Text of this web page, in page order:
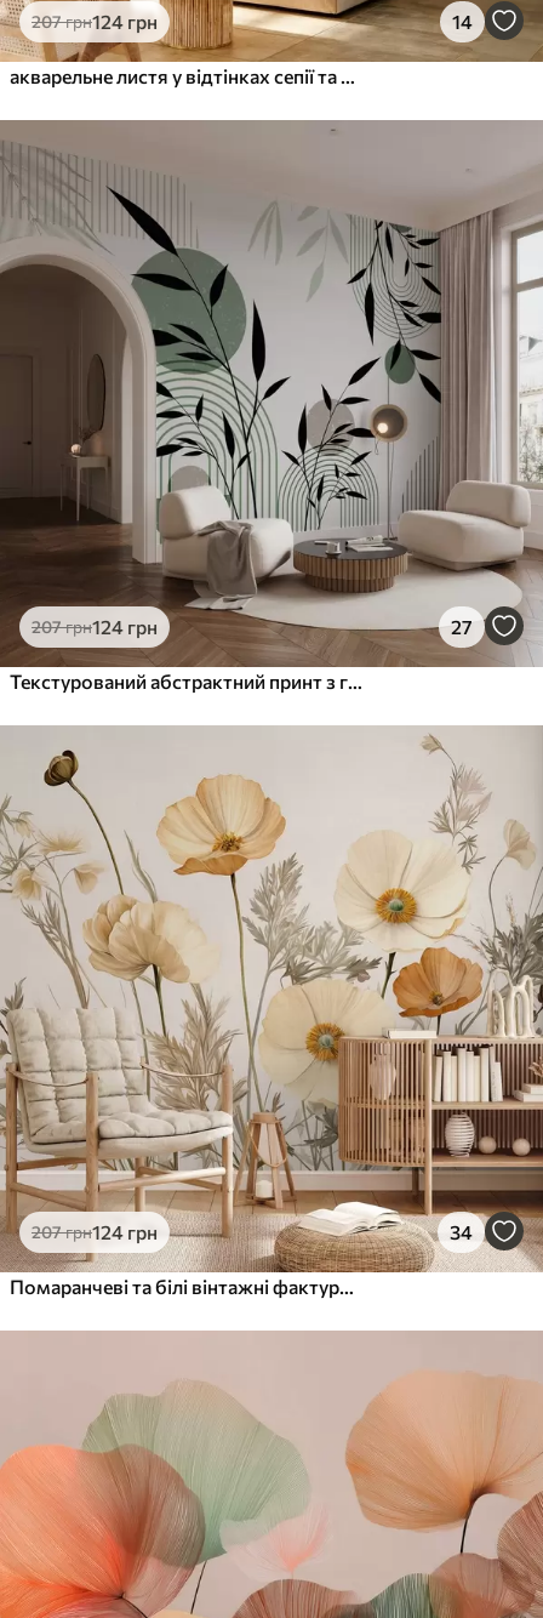
207грн124 грн 14
207грн124 грн 27
207грн124 грн 34